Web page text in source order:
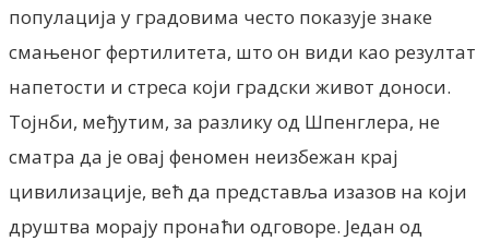
популација у градовима често показује знаке
смањеног фертилитета, што он види као резултат
напетости и стреса који градски живот доноси.
Тојнби, међутим, за разлику од Шпенглера, не
сматра да је овај феномен неизбежан крај
цивилизације, већ да представља изазов на који
друштва морају пронаћи одговоре. Један од